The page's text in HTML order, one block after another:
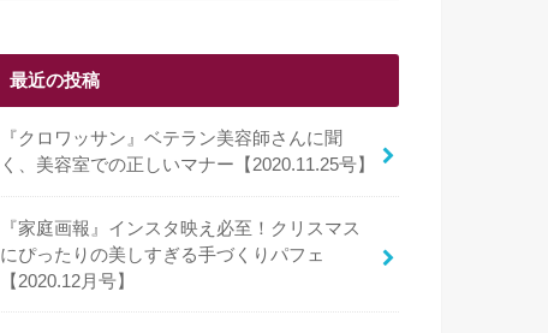
最近の投稿
『クロワッサン』ベテラン美容師さんに聞
く、美容室での正しいマナー【2020.11.25号】
『家庭画報』インスタ映え必至！クリスマス
にぴったりの美しすぎる手づくりパフェ
【2020.12月号】